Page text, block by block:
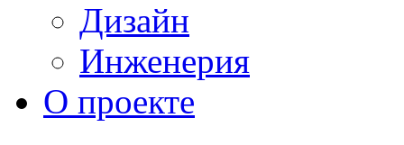
Дизайн
Инженерия
О проекте